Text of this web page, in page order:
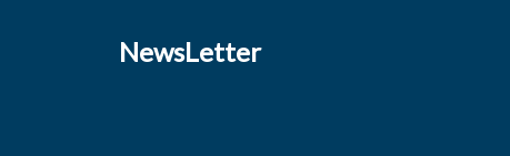
NewsLetter